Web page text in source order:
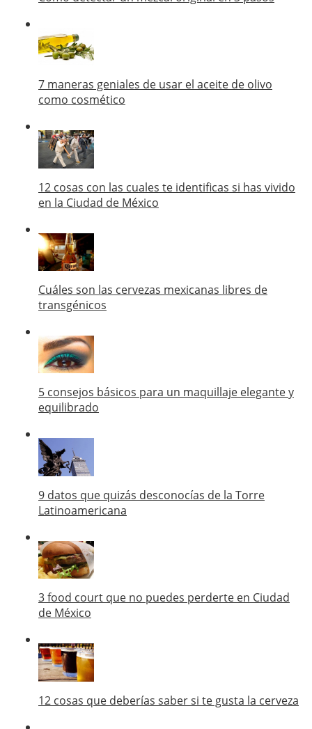
7 maneras geniales de usar el aceite de olivo
como cosmético
12 cosas con las cuales te identificas si has vivido
en la Ciudad de México
Cuáles son las cervezas mexicanas libres de
transgénicos
5 consejos básicos para un maquillaje elegante y
equilibrado
9 datos que quizás desconocías de la Torre
Latinoamericana
3 food court que no puedes perderte en Ciudad
de México
12 cosas que deberías saber si te gusta la cerveza